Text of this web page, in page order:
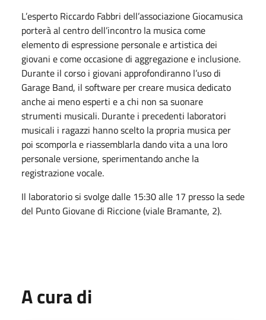
L’esperto Riccardo Fabbri dell’associazione Giocamusica
porterà al centro dell’incontro la musica come
elemento di espressione personale e artistica dei
giovani e come occasione di aggregazione e inclusione.
Durante il corso i giovani approfondiranno l’uso di
Garage Band, il software per creare musica dedicato
anche ai meno esperti e a chi non sa suonare
strumenti musicali. Durante i precedenti laboratori
musicali i ragazzi hanno scelto la propria musica per
poi scomporla e riassemblarla dando vita a una loro
personale versione, sperimentando anche la
registrazione vocale.
Il laboratorio si svolge dalle 15:30 alle 17 presso la sede
del Punto Giovane di Riccione (viale Bramante, 2).
A cura di